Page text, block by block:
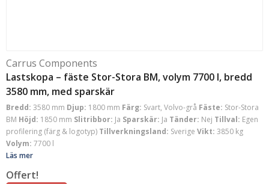
Carrus Components
Lastskopa – fäste Stor-Stora BM, volym 7700 l, bredd
3580 mm, med sparskär
Bredd: 3580 mm Djup: 1800 mm Färg: Svart, Volvo-grå Fäste: Stor-Stora
BM Höjd: 1850 mm Slitribbor: Ja Sparskär: Ja Tänder: Nej Tillval: Egen
profilering (färg & logotyp) Tillverkningsland: Sverige Vikt: 3850 kg
Volym: 7700 l
Läs mer
Offert!